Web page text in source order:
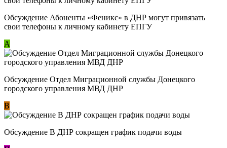
Обсуждение ​Абоненты «Феникс» в ДНР могут привязать
свои телефоны к личному кабинету ЕПГУ
А
Обсуждение Отдел Миграционной службы Донецкого
городского управления МВД ДНР
В
Обсуждение В ДНР сокращен график подачи воды